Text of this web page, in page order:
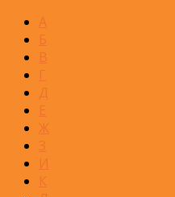
А
Б
В
Г
Д
Е
Ж
З
И
К